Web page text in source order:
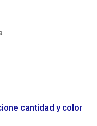
cantidad y color